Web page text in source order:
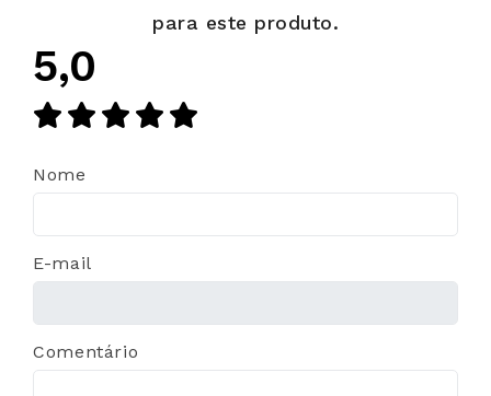
para este produto.
5,0
Nome
E-mail
Comentário